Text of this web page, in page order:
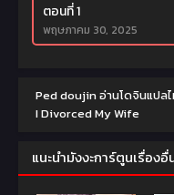
ตอนที่ 1
พฤษภาคม 30, 2025
Ped doujin อ่านโดจินแปลไ
I Divorced My Wife
แนะนำมังงะการ์ตูนเรื่องอื่